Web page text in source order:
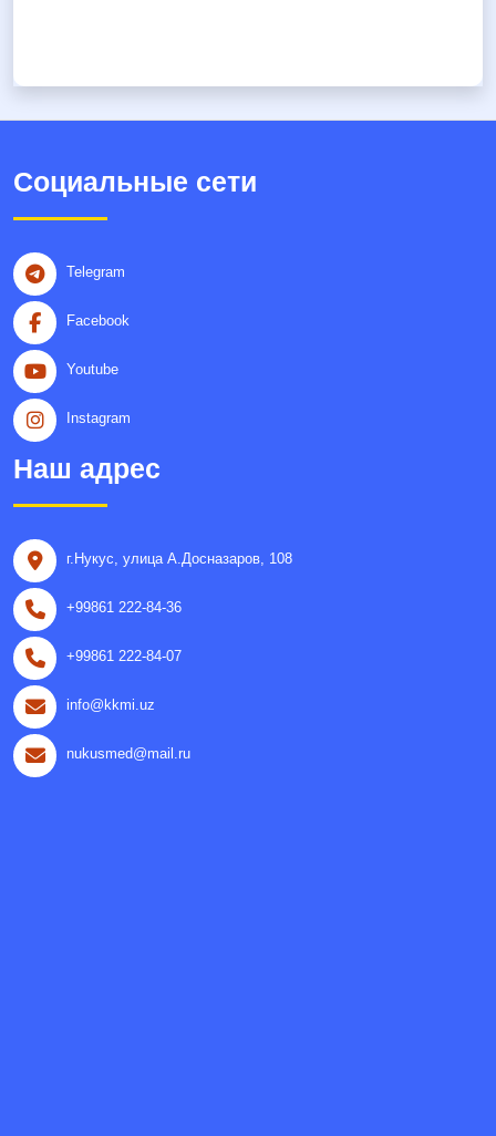
Социальные сети
Telegram
Facebook
Youtube
Instagram
Наш адрес
г.Нукус, улица A.Досназаров, 108
+99861 222-84-36
+99861 222-84-07
info@kkmi.uz
nukusmed@mail.ru